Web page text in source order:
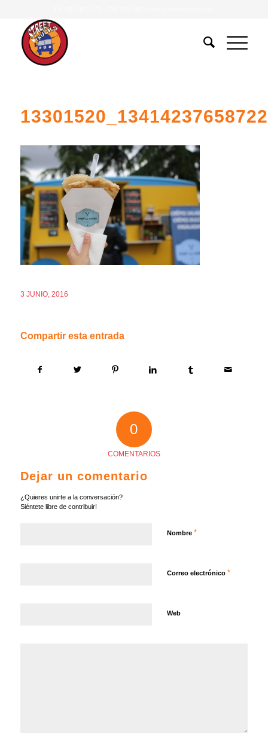
3 JUNIO, 2016
Compartir esta entrada
0
COMENTARIOS
Dejar un comentario
¿Quieres unirte a la conversación?
Siéntete libre de contribuir!
Nombre *
Correo electrónico *
Web